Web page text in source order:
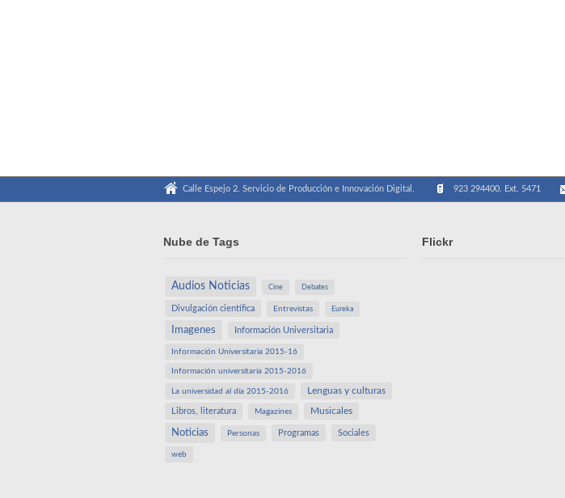
Calle Espejo 2. Servicio de Producción e Innovación Digital. 923 294400. Ext. 5471
Nube de Tags
Audios Noticias Cine Debates
Divulgación científica Entrevistas Eureka
Imagenes Información Universitaria
Información Universitaria 2015-16
Información universitaria 2015-2016
La universidad al día 2015-2016 Lenguas y culturas
Libros, literatura Magazines Musicales
Noticias Personas Programas Sociales
web
Flickr